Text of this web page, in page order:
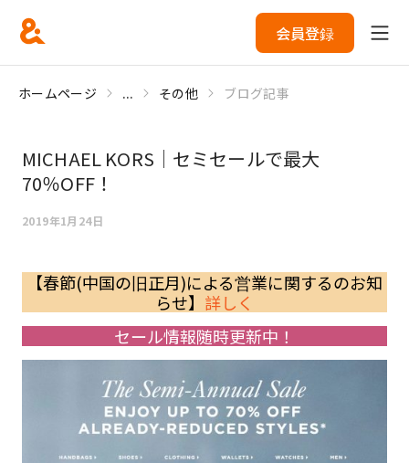
会員登録
ホームページ ... その他 ブログ記事
MICHAEL KORS｜セミセールで最大
70％OFF！
2019年1月24日
【春節(中国の旧正月)による営業に関するのお知
らせ】 詳しく
セール情報随時更新中！